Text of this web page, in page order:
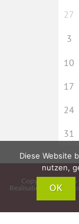
27
3
10
17
24
31
Copyright © 2026
Realisation:
CMS –
Diese Website
nutzen,
OK